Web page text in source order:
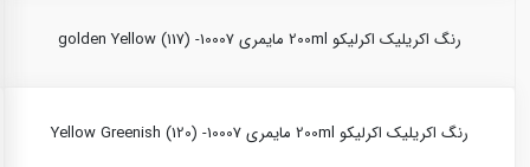
رنگ اکریلیک اکرلیکو 200ml مایمری golden Yellow (117) -10007
رنگ اکریلیک اکرلیکو 200ml مایمری Yellow Greenish (120) -10007